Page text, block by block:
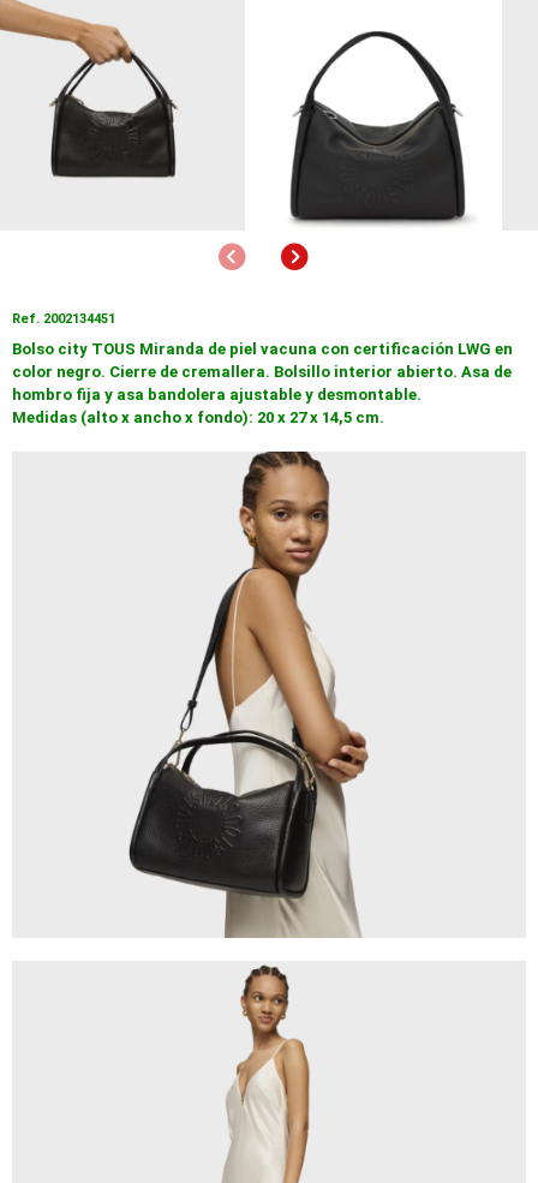
AnteriorSiguiente
Ref. 2002134451
Bolso city TOUS Miranda de piel vacuna con certificación LWG en
color negro. Cierre de cremallera. Bolsillo interior abierto. Asa de
hombro fija y asa bandolera ajustable y desmontable.
Medidas (alto x ancho x fondo): 20 x 27 x 14,5 cm.